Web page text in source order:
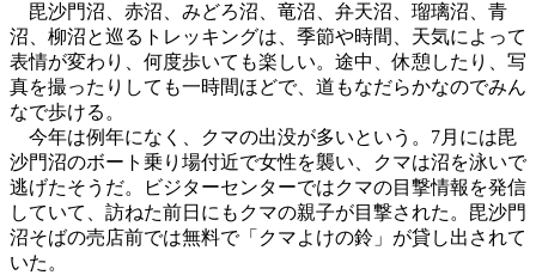
毘沙門沼、赤沼、みどろ沼、竜沼、弁天沼、瑠璃沼、青
沼、柳沼と巡るトレッキングは、季節や時間、天気によって
表情が変わり、何度歩いても楽しい。途中、休憩したり、写
真を撮ったりしても一時間ほどで、道もなだらかなのでみん
なで歩ける。
今年は例年になく、クマの出没が多いという。7月には毘
沙門沼のボート乗り場付近で女性を襲い、クマは沼を泳いで
逃げたそうだ。ビジターセンターではクマの目撃情報を発信
していて、訪ねた前日にもクマの親子が目撃された。毘沙門
沼そばの売店前では無料で「クマよけの鈴」が貸し出されて
いた。